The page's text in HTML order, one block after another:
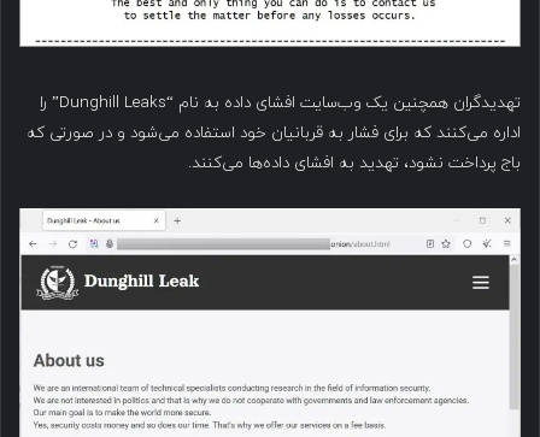
تهدیدگران همچنین یک وب‌سایت افشای داده به نام “Dunghill Leaks” را
اداره می‌کنند که برای فشار به قربانیان خود استفاده می‌شود و در صورتی که
باج پرداخت نشود، تهدید به افشای داده‌ها می‌کنند.